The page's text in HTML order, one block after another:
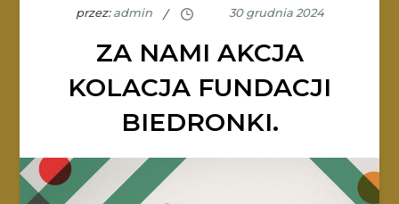
przez:admin
ZA NAMI AKCJA
KOLACJA FUNDACJI
BIEDRONKI.